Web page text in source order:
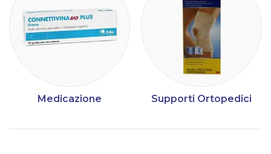
Medicazione Supporti Ortopedici